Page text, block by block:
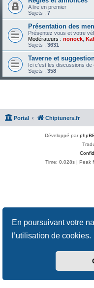
En poursuivant votre
l’utilisation de cookies.
A lire en premier
Sujets : 7
Présentation des
Présentez vous et votre
Modérateurs : nonock
Sujets : 3631
Taverne et
Ici c'est les discussions de
Sujets : 358
Portal Chiptuners.fr
Développé par
Time: 0.028s | Peak